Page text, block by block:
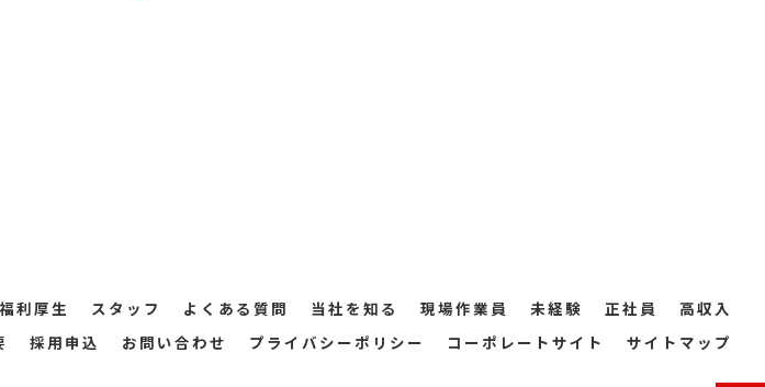
福利厚生 スタッフ よくある質問 当社を知る 現場作業員 未経験 正社員
高収入
採用申込 お問い合わせ プライバシーポリシー コーポレートサイト サイトマップ